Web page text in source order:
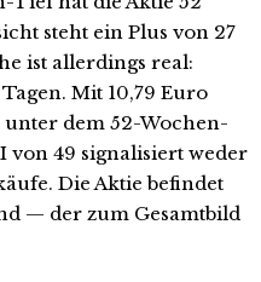
steht ein Plus von 27
ist allerdings real:
Mit 10,79 Euro
dem 52-Wochen-
von 49 signalisiert weder
Die Aktie befindet
— der zum Gesamtbild